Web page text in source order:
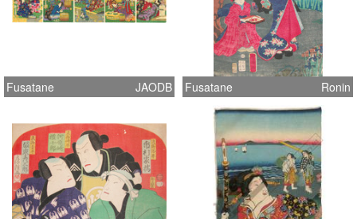
Fusatane JAODB Fusatane Ronin